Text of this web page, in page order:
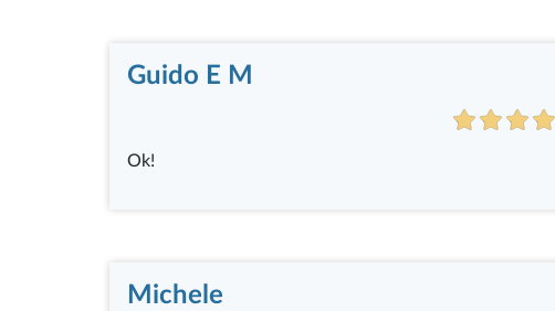
Guido E M
Ok!
Michele